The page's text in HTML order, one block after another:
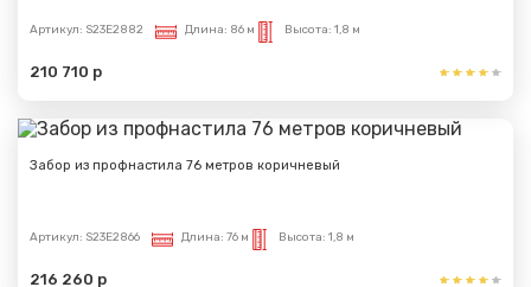
Артикул: S23E2882 Длина: 86 м Высота: 1,8 м
210 710 р
Забор из профнастила 76 метров коричневый
Артикул: S23E2866 Длина: 76 м Высота: 1,8 м
216 260 р
Сообщение успешно
отправлено
Спасибо за обращение, наш специалист свяжется с
Вами.